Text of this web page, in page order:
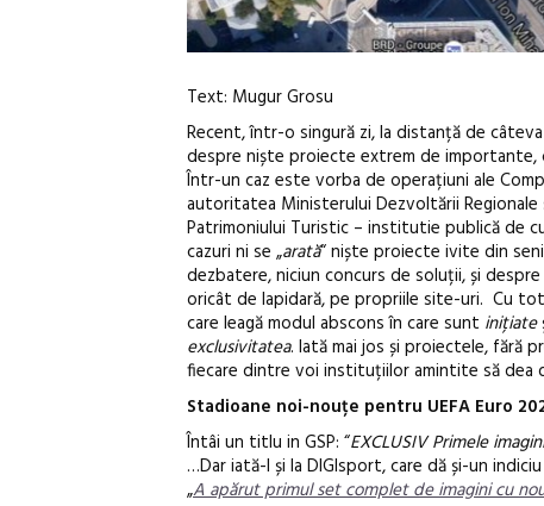
Text: Mugur Grosu
Recent, într-o singură zi, la distanță de
despre niște proiecte extrem de importante,
Într-un caz este vorba de operațiuni ale
autoritatea Ministerului Dezvoltării
Patrimoniului Turistic – institutie publică de
cazuri ni se „arată“ niște proiecte ivite din
dezbatere, niciun concurs de soluții, și
oricât de lapidară, pe propriile site-uri. Cu
care leagă modul abscons în care sunt inițiate
exclusivitatea. Iată mai jos și proiectele, fără
fiecare dintre voi instituțiilor amintite să dea
Stadioane noi-nouțe pentru UEFA Euro
Întâi un titlu in GSP: “EXCLUSIV Primele
…Dar iată-l și la DIGIsport, care dă și-un
„A apărut primul set complet de imagini cu